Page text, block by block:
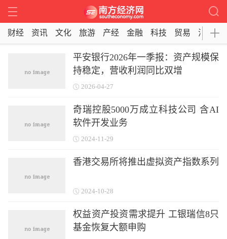
财经 资讯 文化 旅游 产经 金融 科技 贸易 消费
平安银行2026年一季报：资产规模保
持稳定，营收利润同比双增
2026-04-27
奇瑞控股5000万成立科技公司 含AI
软件开发业务
2024-11-29
香港交易所将推出虚拟资产指数系列
2024-10-28
权益资产投资需求提升 工银瑞信8只
基金恢复大额申购